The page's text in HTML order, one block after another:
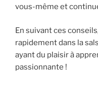
vous-même et
En suivant ces
rapidement dans la
ayant du plaisir à
passionnante !